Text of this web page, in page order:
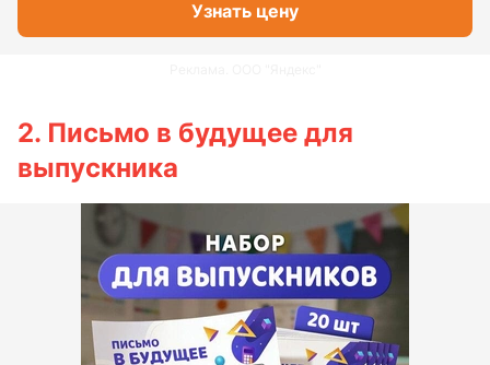
Узнать цену
2. Письмо в будущее для
выпускника